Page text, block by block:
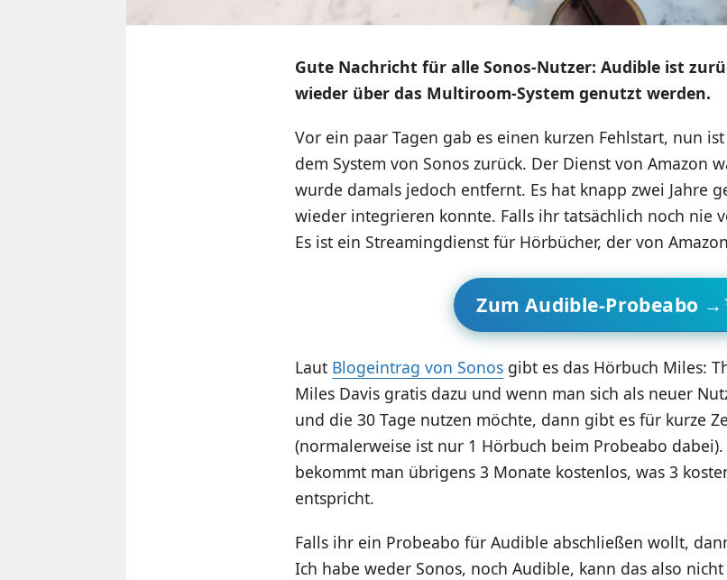
Gute Nachricht für alle Sonos-Nutzer: Audible ist
wieder über das Multiroom-System genutzt werden.
Vor ein paar Tagen gab es einen kurzen Fehlstart, nun
dem System von Sonos zurück. Der Dienst von Amazon
wurde damals jedoch entfernt. Es hat knapp zwei Jahre
wieder integrieren konnte. Falls ihr tatsächlich noch nie
Es ist ein Streamingdienst für Hörbücher, der von
Zum Audible-Probeabo →
Laut Blogeintrag von Sonosgibt es das Hörbuch Miles:
Miles Davis gratis dazu und wenn man sich als neuer
und die 30 Tage nutzen möchte, dann gibt es für kurze
(normalerweise ist nur 1 Hörbuch beim Probeabo
bekommt man übrigens 3 Monate kostenlos, was 3
entspricht.
Falls ihr ein Probeabo für Audible abschließen wollt,
Ich habe weder Sonos, noch Audible, kann das also